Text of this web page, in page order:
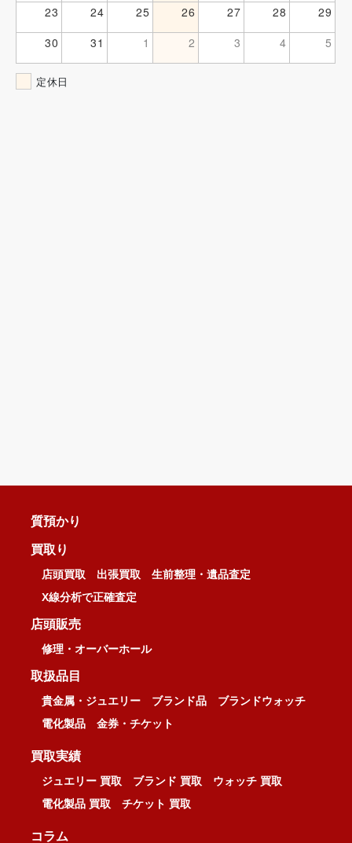
23
24 25 26 27 28
29
30
31 1 2 3 4 5
定休日
質預かり
買取り
店頭買取 出張買取
生前整理・遺品査定
X線分析で正確査定
店頭販売
修理・オーバーホール
取扱品目
貴金属・ジュエリー ブランド品
ブランドウォッチ
電化製品
金券・チケット
買取実績
ジュエリー 買取 ブランド 買取
ウォッチ 買取
電化製品 買取
チケット 買取
コラム